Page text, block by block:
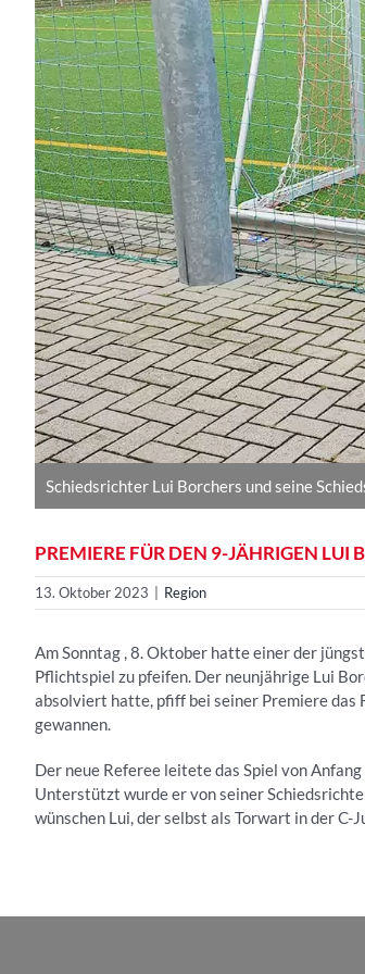
Schiedsrichter Lui Borchers und seine
PREMIERE FÜR DEN 9-JÄHRIGEN LUI
13. Oktober 2023 | Region
Am Sonntag , 8. Oktober hatte einer der
Pflichtspiel zu pfeifen. Der neunjährige Lui
absolviert hatte, pfiff bei seiner Premiere das
gewannen.
Der neue Referee leitete das Spiel von
Unterstützt wurde er von seiner
wünschen Lui, der selbst als Torwart in der C-